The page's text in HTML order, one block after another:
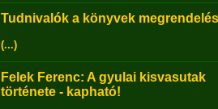
Tudnivalók a könyvek
(...)
Felek Ferenc: A gyulai kisvasutak
története - kapható!